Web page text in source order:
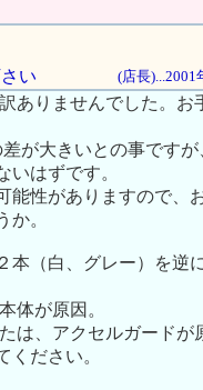
い (店長)...2001
ありませんでした。お
が大きいとの事です
はずです。
性がありますので、
。
（白、グレー）を逆
体が原因。
は、アクセルガードが
ださい。